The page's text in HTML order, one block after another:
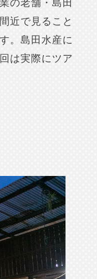
の老舗・島田
近で見ること
。島田水産に
は実際にツア